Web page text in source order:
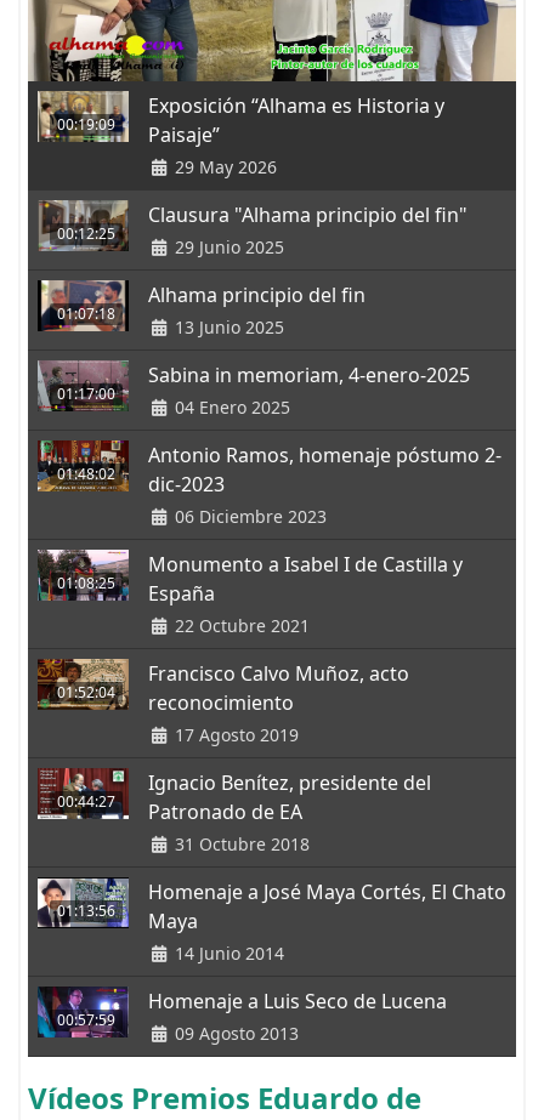
00:19:09
Exposición “Alhama es Historia y
Paisaje”
29 May 2026
00:12:25
Clausura "Alhama principio del fin"
29 Junio 2025
01:07:18
Alhama principio del fin
13 Junio 2025
01:17:00
Sabina in memoriam, 4-enero-2025
04 Enero 2025
01:48:02
Antonio Ramos, homenaje póstumo 2-
dic-2023
06 Diciembre 2023
01:08:25
Monumento a Isabel I de Castilla y
España
22 Octubre 2021
01:52:04
Francisco Calvo Muñoz, acto
reconocimiento
17 Agosto 2019
00:44:27
Ignacio Benítez, presidente del
Patronado de EA
31 Octubre 2018
01:13:56
Homenaje a José Maya Cortés, El Chato
Maya
14 Junio 2014
00:57:59
Homenaje a Luis Seco de Lucena
09 Agosto 2013
Vídeos Premios Eduardo de